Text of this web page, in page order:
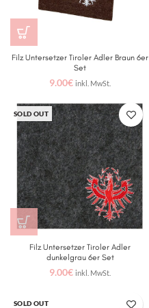
Filz Untersetzer Tiroler Adler Braun 6er
Set
9.00€ inkl. MwSt.
SOLD OUT
Filz Untersetzer Tiroler Adler
dunkelgrau 6er Set
9.00€ inkl. MwSt.
SOLD OUT